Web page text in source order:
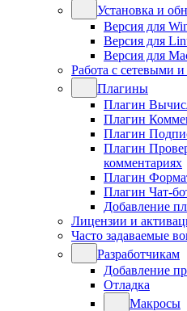
Установка и
Версия для
Версия для
Версия для
Работа с сетевыми
Плагины
Плагин
Плагин
Плагин
Плагин
комментариях
Плагин
Плагин Чат-
Добавление
Лицензии и
Часто задаваемые
Разработчикам
Добавление
Отладка
Макросы